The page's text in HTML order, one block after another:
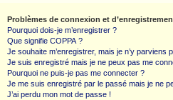
Problèmes de connexion et
Pourquoi dois-je m’enregistrer ?
Que signifie COPPA ?
Je souhaite m’enregistrer, mais je n’y parviens
Je suis enregistré mais je ne peux pas me
Pourquoi ne puis-je pas me connecter ?
Je me suis enregistré par le passé mais je ne
J’ai perdu mon mot de passe !